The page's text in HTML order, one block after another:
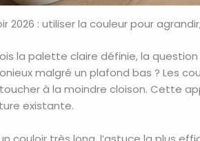
2026 : utiliser la couleur pour
la palette claire définie, la
malgré un plafond bas ? Les
à la moindre cloison. Cette
existante.